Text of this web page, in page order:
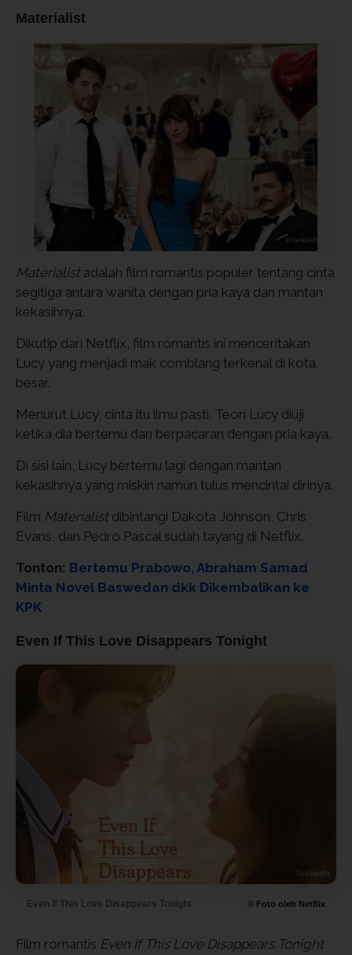
Materialist
Materialistadalah film romantis populer tentang cinta
segitiga antara wanita dengan pria kaya dan mantan
kekasihnya.
Dikutip dari Netflix, film romantis ini menceritakan
Lucy yang menjadi mak comblang terkenal di kota
besar.
Menurut Lucy, cinta itu ilmu pasti. Teori Lucy diuji
ketika dia bertemu dan berpacaran dengan pria kaya.
Di sisi lain, Lucy bertemu lagi dengan mantan
kekasihnya yang miskin namun tulus mencintai dirinya.
Film Materialist dibintangi Dakota Johnson, Chris
Evans, dan Pedro Pascal sudah tayang di Netflix.
Tonton: Bertemu Prabowo, Abraham Samad
Minta Novel Baswedan dkk Dikembalikan ke
KPK
Even If This Love Disappears Tonight
Even If This Love Disappears Tonight © Foto oleh Netflix
Film romantis Even If This Love Disappears Tonight